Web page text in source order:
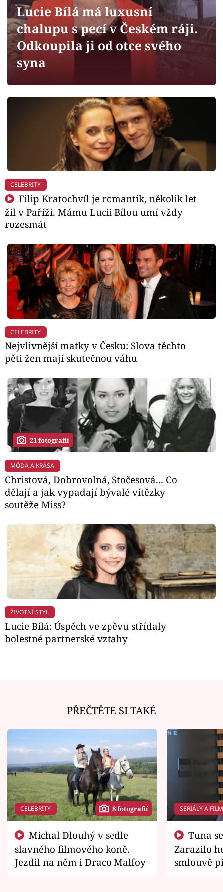
Sledujte prima+
Filmový festival Karlovy Vary
Mámy sobě
Přihlášení
Sledujte nás
Lucie Bílá má luxusní
chalupu s pecí v Českém ráji.
Odkoupila ji od otce svého
syna
CELEBRITY
Filip Kratochvíl je romantik, několik let
žil v Paříži. Mámu Lucii Bílou umí vždy
rozesmát
CELEBRITY
Nejvlivnější matky v Česku: Slova těchto
pěti žen mají skutečnou váhu
21 fotografií
MÓDA A KRÁSA
Christová, Dobrovolná, Stočesová... Co
dělají a jak vypadají bývalé vítězky
soutěže Miss?
ŽIVOTNÍ STYL
Lucie Bílá: Úspěch ve zpěvu střídaly
bolestné partnerské vztahy
PŘEČTĚTE SI TAKÉ
CELEBRITY 8 fotografií
slavného filmového koně.
Jezdil na něm i Draco Malfoy
SERIÁLY A
Zarazilo
smlouvě